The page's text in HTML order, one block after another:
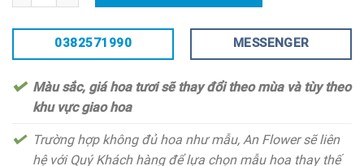
0382571990 MESSENGER
Màu sắc, giá hoa tươi sẽ thay đổi theo mùa và tùy theo
khu vực giao hoa
Trường hợp không đủ hoa như mẫu, An Flower sẽ liên
hệ với Quý Khách hàng để lựa chọn mẫu hoa thay thế